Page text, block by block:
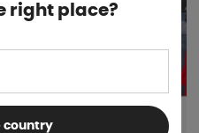
right place?
country